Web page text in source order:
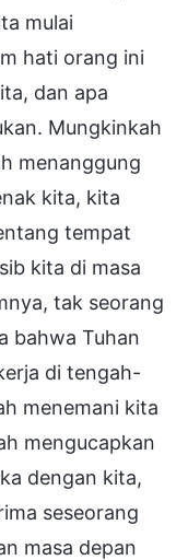
mulai
hati orang ini
dan apa
Mungkinkah
menanggung
kita, kita
tempat
kita di masa
tak seorang
bahwa Tuhan
di tengah-
menemani kita
mengucapkan
dengan kita,
seseorang
masa depan